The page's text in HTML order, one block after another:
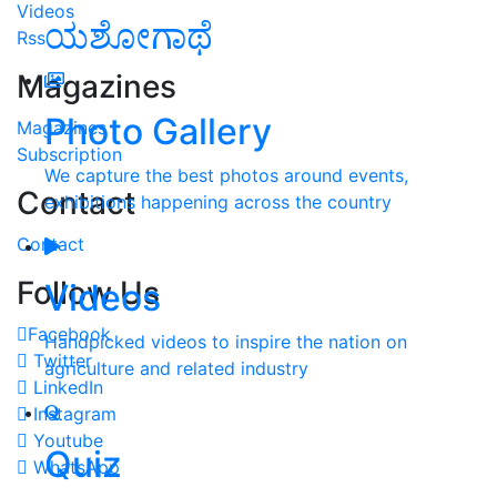
ಯಶೋಗಾಥೆ
Photo Gallery
We capture the best photos around events,
exhibitions happening across the country
Videos
Handpicked videos to inspire the nation on
agriculture and related industry
Quiz
Videos
Rss
Magazines
Magazines
Subscription
Contact
Contact
Follow Us
Facebook
Twitter
LinkedIn
Instagram
Youtube
WhatsApp